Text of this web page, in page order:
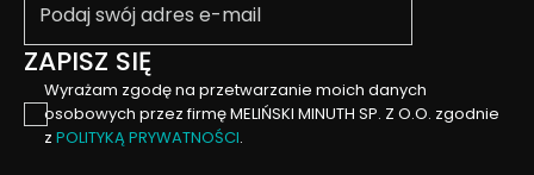
ZAPISZ SIĘ
Wyrażam zgodę na przetwarzanie moich danych
osobowych przez firmę MELIŃSKI MINUTH SP. Z O.O. zgodnie
z POLITYKĄ PRYWATNOŚCI.